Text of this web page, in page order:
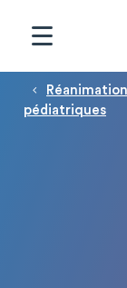
Fil d'Ariane
pédiatriques
Panneau de